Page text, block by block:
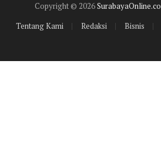
Copyright © 2026SurabayaOnline.co
Tentang Kami
Redaksi Bisnis